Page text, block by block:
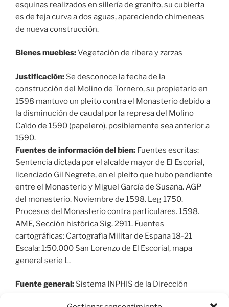
esquinas realizados en sillería de granito, su cubierta
es de teja curva a dos aguas, apareciendo chimeneas
de nueva construcción.
Bienes muebles:Vegetación de ribera y zarzas
Justificación: Se desconoce la fecha de la
construcción del Molino de Tornero, su propietario en
1598 mantuvo un pleito contra el Monasterio debido a
la disminución de caudal por la represa del Molino
Caído de 1590 (papelero), posiblemente sea anterior a
1590.
Fuentes de información del bien: Fuentes escritas:
Sentencia dictada por el alcalde mayor de El Escorial,
licenciado Gil Negrete, en el pleito que hubo pendiente
entre el Monasterio y Miguel García de Susaña. AGP
del monasterio. Noviembre de 1598. Leg 1750.
Procesos del Monasterio contra particulares. 1598.
AME, Sección histórica Sig. 2911. Fuentes
cartográficas: Cartografía Militar de España 18-21
Escala: 1:50.000 San Lorenzo de El Escorial, mapa
general serie L.
Fuente general: Sistema INPHIS de la Dirección
General de Patrimonio Histórico de la Comunidad de